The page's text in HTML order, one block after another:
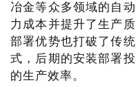
冶金等众多领域的自
力成本并提升了生产
部署优势也打破了传
式，后期的安装部署
的生产效率。